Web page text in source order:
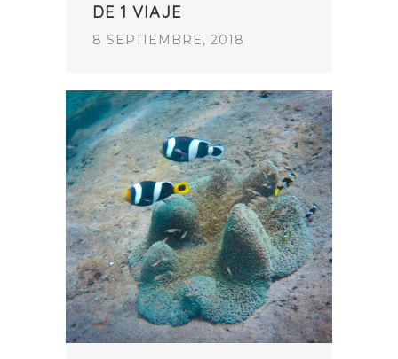
DE 1 VIAJE
8 SEPTIEMBRE, 2018